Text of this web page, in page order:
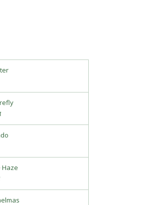
Haze